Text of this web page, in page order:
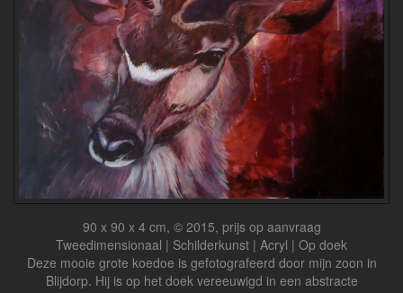
90 x 90 x 4 cm, © 2015, prijs op aanvraag
Tweedimensionaal | Schilderkunst | Acryl | Op doek
Deze mooie grote koedoe is gefotografeerd door mijn zoon in
Blijdorp. Hij is op het doek vereeuwigd in een abstracte